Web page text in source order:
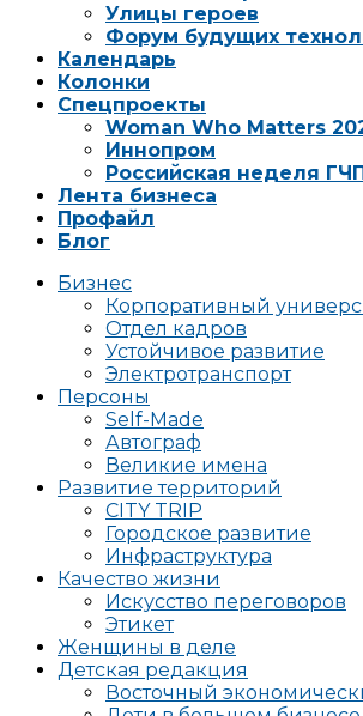
Улицы героев
Форум будущих
Календарь
Колонки
Спецпроекты
Woman Who Matters
Иннопром
Российская неделя
Лента бизнеса
Профайл
Блог
Бизнес
Корпоративный
Отдел кадров
Устойчивое развитие
Электротранспорт
Персоны
Self-Made
Автограф
Великие имена
Развитие территорий
CITY TRIP
Городское развитие
Инфраструктура
Качество жизни
Искусство переговоров
Этикет
Женщины в деле
Детская редакция
Восточный